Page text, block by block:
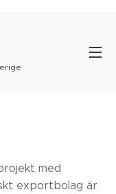
med
exportbolag är